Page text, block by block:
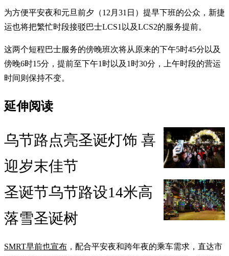
为方便平安夜和元旦前夕（12月31日）提早下班的公众，新捷
运也将把繁忙时段接驳巴士LCS1以及LCS2的服务提前。
这两个短程巴士服务的傍晚班次将从原来的下午5时45分以及
傍晚6时15分，提前至下午1时以及1时30分，上午时段的营运
时间则保持不变。
延伸阅读
乌节路点亮圣诞灯饰 喜
迎岁末佳节
圣诞节乌节路设14米高
落雪圣诞树
SMRT早前也宣布 ，配合平安夜和跨年夜的乘车需求，直达市